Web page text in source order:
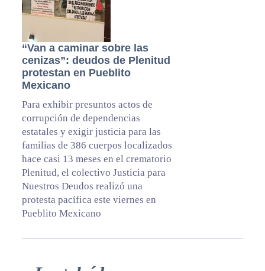
“Van a caminar sobre las
cenizas”: deudos de Plenitud
protestan en Pueblito
Mexicano
Para exhibir presuntos actos de
corrupción de dependencias
estatales y exigir justicia para las
familias de 386 cuerpos localizados
hace casi 13 meses en el crematorio
Plenitud, el colectivo Justicia para
Nuestros Deudos realizó una
protesta pacífica este viernes en
Pueblito Mexicano